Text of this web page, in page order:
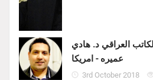
العراقي د. هادي
عميره - امريكا
3rd October 2018